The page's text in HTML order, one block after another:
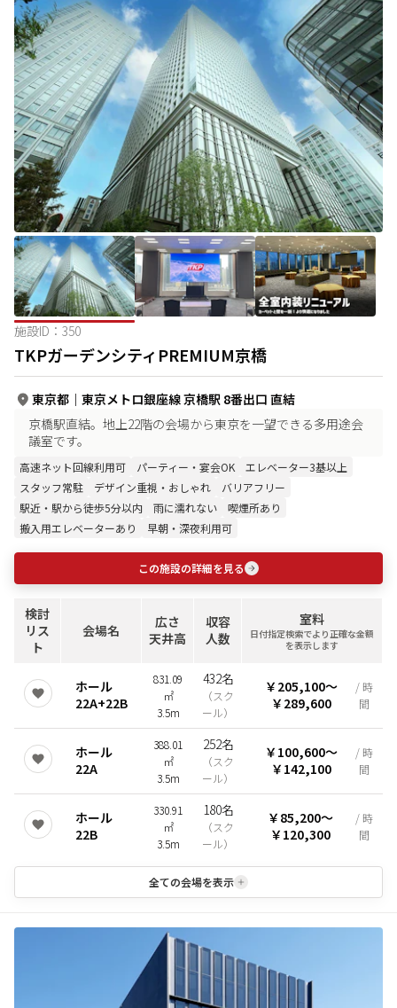
施設ID： 350
TKPガーデンシティPREMIUM京橋
東京都 ｜ 東京メトロ銀座線 京橋駅 8番出口 直結
京橋駅直結。地上22階の会場から東京を一望できる多用途会
議室です。
高速ネット回線利用可 パーティー・宴会OK
エレベーター3基以上
スタッフ常駐
デザイン重視・おしゃれ
バリアフリー
駅近・駅から徒歩5分以内
雨に濡れない
喫煙所あり
搬入用エレベーターあり
早朝・深夜利用可
この施設の詳細を見る
検討
リス
ト
会場名
広さ
天井高
収容
人数
室料
日付指定検索でより正確な金額
を表示します
ホール
22A+22B
831.09
㎡
3.5m
432名
（スク
ール）
￥205,100〜
￥289,600
/ 時
間
ホール
22A
388.01
㎡
3.5m
252名
（スク
ール）
￥100,600〜
￥142,100
/ 時
間
ホール
22B
330.91
㎡
3.5m
180名
（スク
ール）
￥85,200〜
￥120,300
/ 時
間
全ての会場を表示